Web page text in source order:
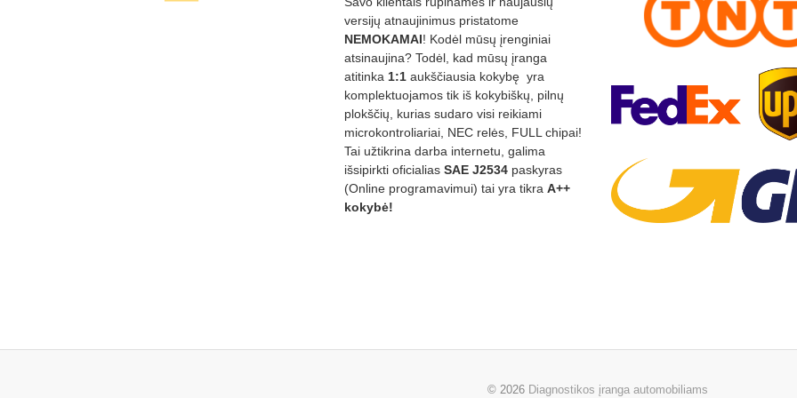
versijų atnaujinimus pristatome
NEMOKAMAI! Kodėl mūsų įrenginiai
atsinaujina? Todėl, kad mūsų įranga
atitinka 1:1 aukščiausia kokybę yra
komplektuojamos tik iš kokybiškų, pilnų
plokščių, kurias sudaro visi reikiami
microkontroliariai, NEC relės, FULL chipai!
Tai užtikrina darba internetu, galima
išsipirkti oficialias SAE J2534 paskyras
(Online programavimui) tai yra tikra A++
kokybė!
© 2026 Diagnostikos įranga automobiliams